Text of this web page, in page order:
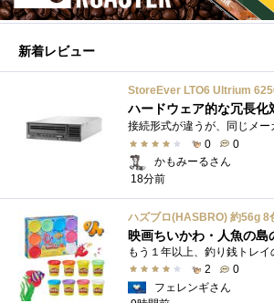
新着レビュー
ハードウェア的な冗長化
0
0
かもみーるさん
18分前
2
0
フェレンギさん